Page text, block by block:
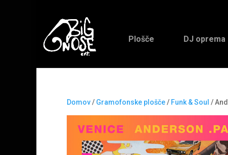
Plošče DJ oprema
Domov/ Gramofonske plošče/ Funk & Soul /